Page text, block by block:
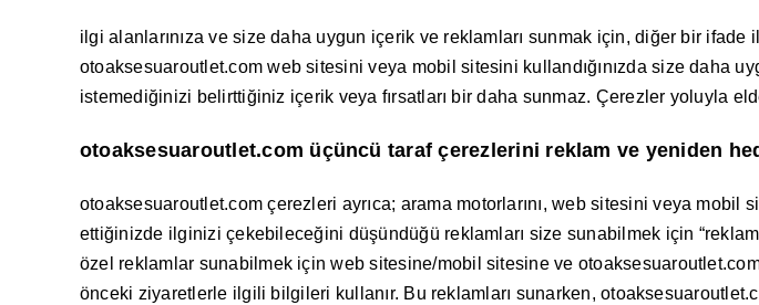
ilgi alanlarınıza ve size daha uygun içerik ve reklamları sunmak için, diğer bir ifade
otoaksesuaroutlet.com web sitesini veya mobil sitesini kullandığınızda size daha
istemediğinizi belirttiğiniz içerik veya fırsatları bir daha sunmaz. Çerezler yoluyla
otoaksesuaroutlet.com üçüncü taraf çerezlerini reklam ve yeniden
otoaksesuaroutlet.com çerezleri ayrıca; arama motorlarını, web sitesini veya
ettiğinizde ilginizi çekebileceğini düşündüğü reklamları size sunabilmek için
özel reklamlar sunabilmek için web sitesine/mobil sitesine ve
önceki ziyaretlerle ilgili bilgileri kullanır. Bu reklamları sunarken,